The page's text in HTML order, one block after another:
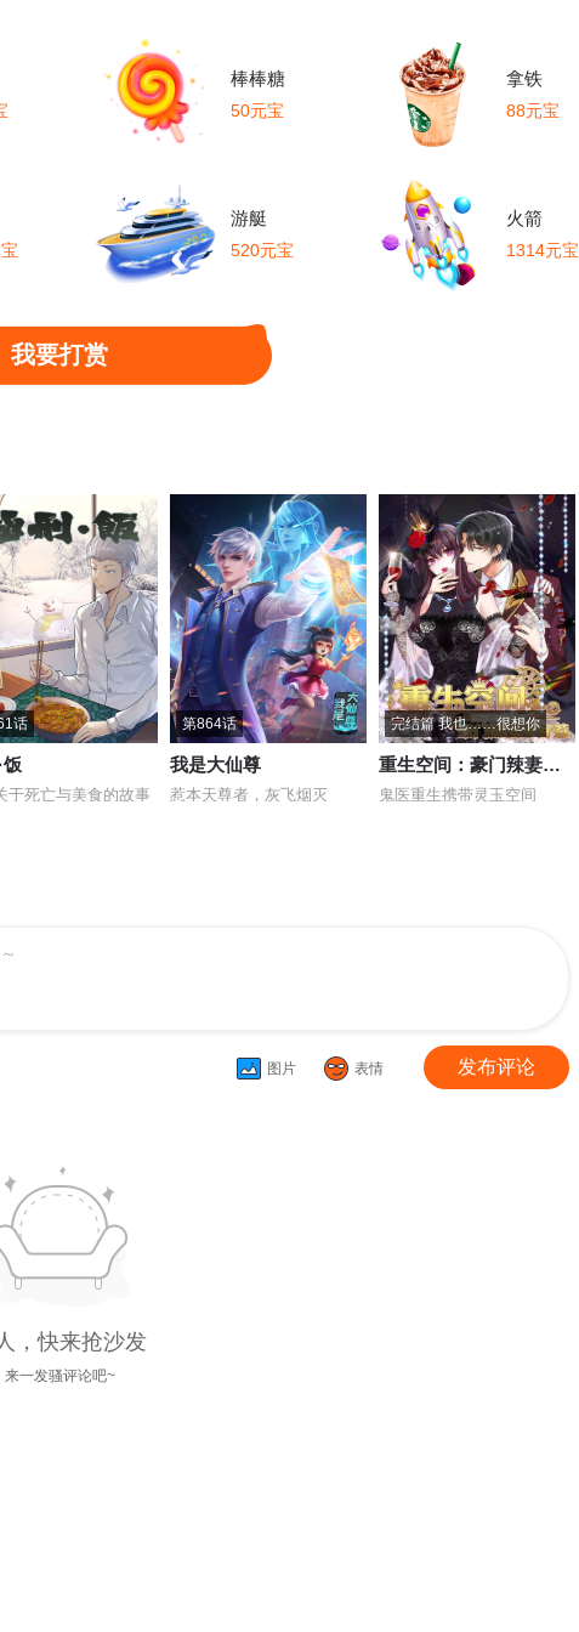
棒棒糖
50元宝
拿铁
88元宝
游艇
520元宝
火箭
1314元宝
我要打赏
话
饭
于死亡与美食的故事
第864话
我是大仙尊
惹本天尊者，灰飞烟灭
完结篇 我也……很想你
重生空间：豪门辣妻不好惹
鬼医重生携带灵玉空间
图片 表情 发布评论
，快来抢沙发
来一发骚评论吧~